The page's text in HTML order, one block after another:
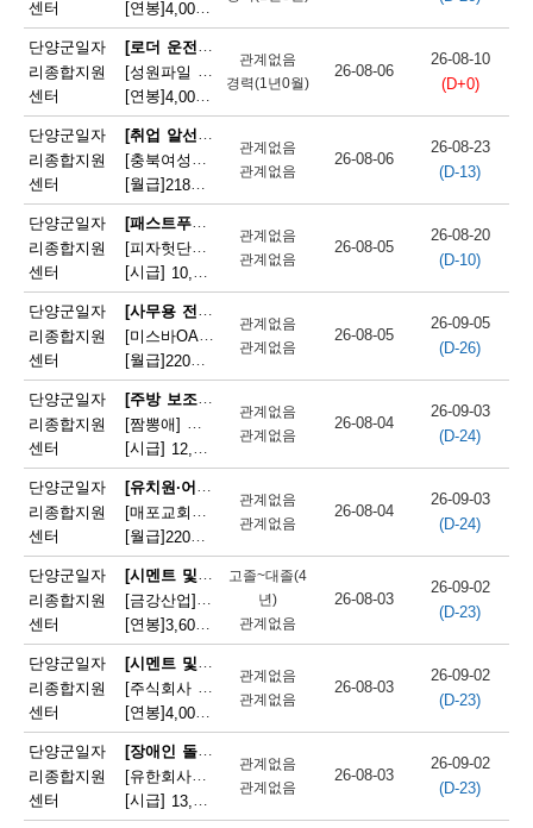
센터
[연봉]4,000만원 충청북도 단양군 매포읍 단양산업단지2로 47
단양군일자
리종합지원
센터
[로더 운전원(페이로더 운전원)]
[성원파일 주식회사] 로더기사 운전원 채용(자격증소지자/ 정규직)
[연봉]4,000만원 충청북도 단양군 매포읍 단양산업단지2로 47
관계없음
경력(1년0월)
26-08-06
26-08-10
(D+0)
단양군일자
리종합지원
센터
[취업 알선원]
[충북여성새로일하기지원본부] 직원채용(단양)
[월급] 218만원
관계없음
관계없음
26-08-06
26-08-23
(D-13)
단양군일자
리종합지원
센터
[패스트푸드 준비원]
[피자헛단양점]피자헛 단양점 파트타임 직원 모집
[시급] 10,320원 | 충청북도 단양군 단양읍 삼봉로 247
관계없음
관계없음
26-08-05
26-08-20
(D-10)
단양군일자
리종합지원
센터
[사무용 전자기기 설치 및 수리원(컴퓨터 제외)]
[미스바OA] 사무기기 서비스 직원 모집
[월급] 220만원
관계없음
관계없음
26-08-05
26-09-05
(D-26)
단양군일자
리종합지원
센터
[주방 보조원(일반 음식점)]
[짬뽕애] 주방보조 및 홀서빙 모집
[시급] 12,000원 | 충청북도 단양군 단양읍 별곡8길 6-1
관계없음
관계없음
26-08-04
26-09-03
(D-24)
단양군일자
리종합지원
센터
[유치원·어린이집 급식 조리사]
[매포교회어린이집] 어린이집 조리사(정규직) 채용
[월급] 220만원
관계없음
관계없음
26-08-04
26-09-03
(D-24)
단양군일자
리종합지원
센터
[시멘트 및 광물제품 제조기 조작원]
[금강산업]한일시멘트협력업체 예열직원 모집
[연봉]3,600만원 | 충청북도 단양군 매포읍 매포길 245
고졸~대졸(4
년)
관계없음
26-08-03
26-09-02
(D-23)
단양군일자
리종합지원
센터
[시멘트 및 광물제품 제조기 조작원]
[주식회사 주안] 시멘트 생산 설비 관리
[연봉]4,000만원 | 충청북도 단양군 매포읍 매포길 18
관계없음
관계없음
26-08-03
26-09-02
(D-23)
단양군일자
리종합지원
센터
[장애인 돌봄 종사원]
[유한회사단양돌봄사회서비스센터] 장애인 활동지원사 모집
[시급] 13,100원 | 충청북도 단양군 단양읍 삼봉로 233
관계없음
관계없음
26-08-03
26-09-02
(D-23)
되
는
채
용
정
보
단
양
군
채
용
정
보